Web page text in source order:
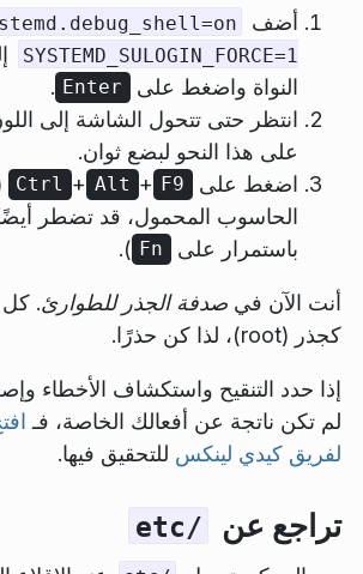
أضف
SYSTEMD_SULOGIN_FORCE=1
النواة واضغط على
Enter
.
انتظر حتى تتحول الشاشة إلى
على هذا النحو لبضع ثوان.
اضغط على
Ctrl + Alt + F9
الحاسوب المحمول، قد تضطر
باستمرار على
Fn
).
أنت الآن في صدفة الجذر للطوارئ. كل
كجذر (root)، لذا كن حذرًا.
إذا حدد التنقيح واستكشاف الأخطاء
لم تكن ناتجة عن أفعالك الخاصة، فـ
لفريق كيدي لينكس للتحقيق فيها.
تراجع عن /etc